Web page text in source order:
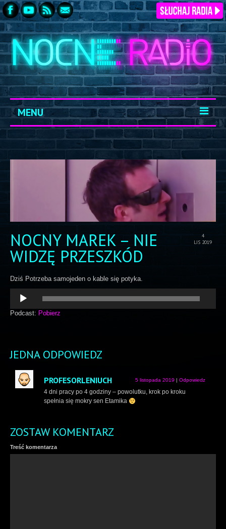
MENU
START
ARCHIWUM
LOGOWANIE
4
LIS 2019
NOCNY MAREK – NIE
WIDZĘ PRZESZKÓD
Dziś Potrzeba samojeden o kable się potyka.
Odtwarzacz
plików
dźwiękowych
Podcast: Pobierz
JEDNA ODPOWIEDZ
PROFESORLENIUCH 5 listopada 2019 Odpowiedz
4 dni pracy po 4 godziny – powolutku, krok po kroku
spełnia się mokry sen Etamika
ZOSTAW KOMENTARZ
Treść komentarza